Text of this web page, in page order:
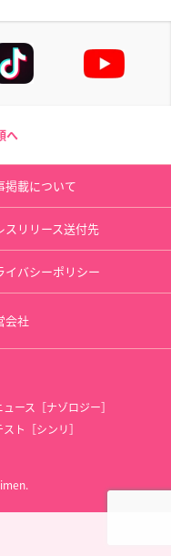
へ
掲載について
スリリース送付先
イバシーポリシー
会社
ース［ナゾロジー］
ト［シンリ］